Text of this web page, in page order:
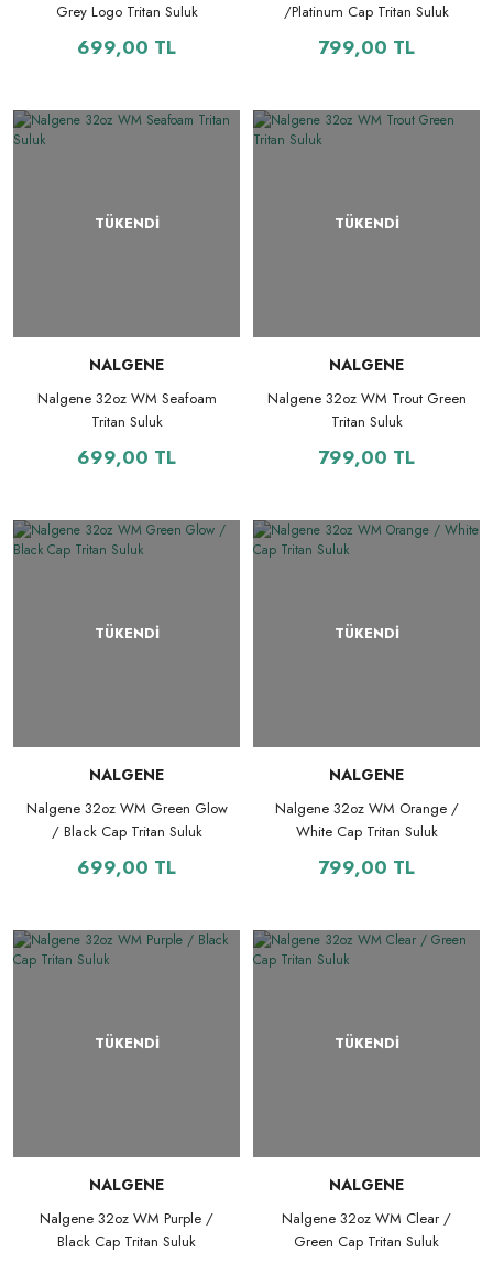
Grey Logo Tritan Suluk
699,00 TL
/Platinum Cap Tritan Suluk
799,00 TL
TÜKENDİ
NALGENE
Nalgene 32oz WM Seafoam
Tritan Suluk
699,00 TL
TÜKENDİ
NALGENE
Nalgene 32oz WM Trout Green
Tritan Suluk
799,00 TL
TÜKENDİ
NALGENE
Nalgene 32oz WM Green Glow
/ Black Cap Tritan Suluk
699,00 TL
TÜKENDİ
NALGENE
Nalgene 32oz WM Orange /
White Cap Tritan Suluk
799,00 TL
TÜKENDİ
NALGENE
Nalgene 32oz WM Purple /
Black Cap Tritan Suluk
TÜKENDİ
NALGENE
Nalgene 32oz WM Clear /
Green Cap Tritan Suluk